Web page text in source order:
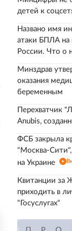
детей к
Названо имя
атаки БПЛА на
России. Что о
Минздрав
оказания
беременным
Перехватчик
Anubis,
ФСБ закрыла
"Москва-
на Украине
Квитанции за
приходить в
"Госуслугах"